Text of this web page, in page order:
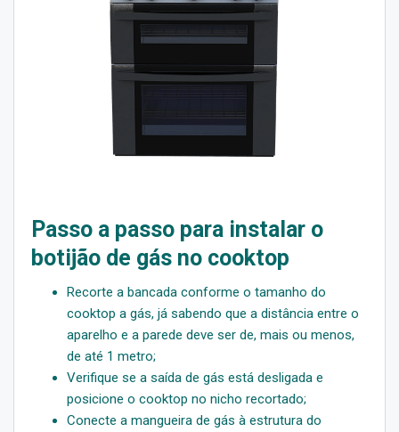
Passo a passo para instalar o
botijão de gás no cooktop
Recorte a bancada conforme o tamanho do
cooktop a gás, já sabendo que a distância entre o
aparelho e a parede deve ser de, mais ou menos,
de até 1 metro;
Verifique se a saída de gás está desligada e
posicione o cooktop no nicho recortado;
Conecte a mangueira de gás à estrutura do